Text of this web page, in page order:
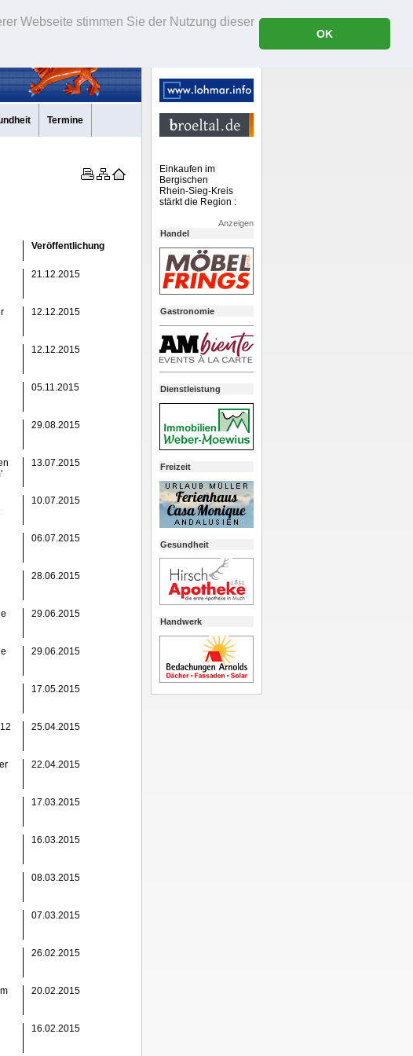
Webseite stimmen Sie der Nutzung dieser
OK
Termine
Veröffentlichung
21.12.2015
12.12.2015
12.12.2015
05.11.2015
29.08.2015
13.07.2015
10.07.2015
06.07.2015
28.06.2015
29.06.2015
29.06.2015
17.05.2015
25.04.2015
22.04.2015
17.03.2015
16.03.2015
08.03.2015
07.03.2015
26.02.2015
20.02.2015
16.02.2015
Einkaufen im
Bergischen
Rhein-Sieg-Kreis
stärkt die Region :
Anzeigen
Handel
Gastronomie
Dienstleistung
Freizeit
Gesundheit
Handwerk